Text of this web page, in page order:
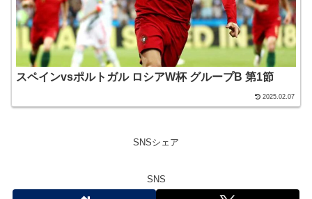
スペインvsポルトガル ロシアW杯 グループB 第1節
2025.02.07
SNSシェア
SNS